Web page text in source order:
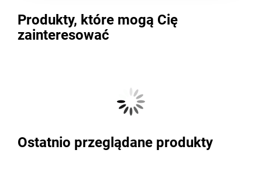
Produkty, które mogą Cię
zainteresować
Ostatnio przeglądane produkty